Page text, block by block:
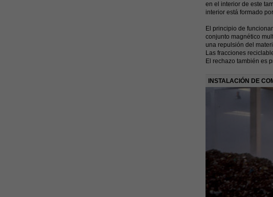
en el interior de este
interior está formado
El principio de
conjunto magnético
una repulsión del
Las fracciones
El rechazo también es
INSTALACIÓN DE